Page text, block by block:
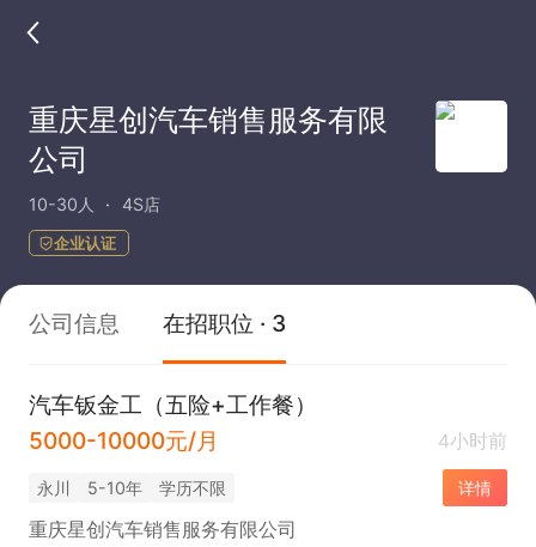
重庆星创汽车销售服务有限
公司
10-30人 4S店
企业认证
公司信息 在招职位 · 3
汽车钣金工（五险+工作餐）
5000-10000元/月
4小时前
永川 5-10年 学历不限 详情
重庆星创汽车销售服务有限公司